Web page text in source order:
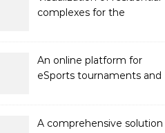
complexes for the
An online platform for
eSports tournaments and
A comprehensive solution